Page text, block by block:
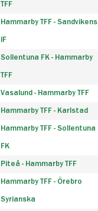
TFF
Hammarby TFF - Sandvikens
IF
Sollentuna FK - Hammarby
TFF
Vasalund - Hammarby TFF
Hammarby TFF - Karlstad
Hammarby TFF - Sollentuna
FK
Piteå - Hammarby TFF
Hammarby TFF - Örebro
Syrianska